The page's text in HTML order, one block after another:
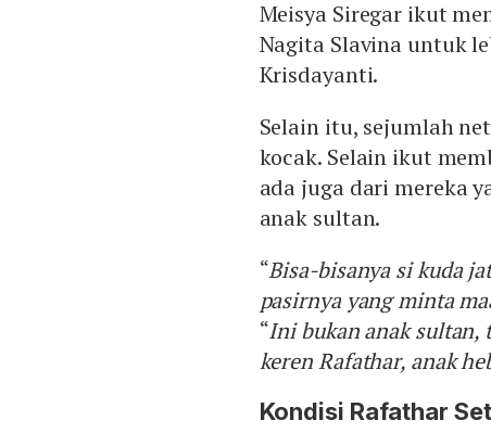
Meisya Siregar ikut
Nagita Slavina untuk
Krisdayanti.
Selain itu, sejumlah
kocak. Selain ikut
ada juga dari mereka
anak sultan.
“Bisa-bisanya si kuda
pasirnya yang minta
“Ini bukan anak sultan,
keren Rafathar, anak
Kondisi Rafathar